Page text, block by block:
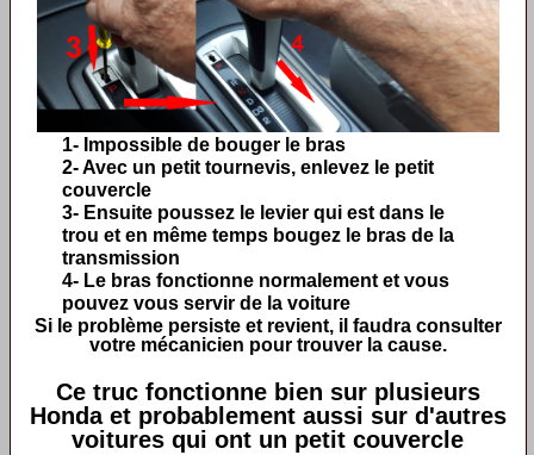
1- Impossible de bouger le bras
2- Avec un petit tournevis, enlevez le petit
couvercle
3- Ensuite poussez le levier qui est dans le
trou et en même temps bougez le bras de la
transmission
4- Le bras fonctionne normalement et vous
pouvez vous servir de la voiture
Si le problème persiste et revient, il faudra consulter
votre mécanicien pour trouver la cause.
Ce truc fonctionne bien sur plusieurs
Honda et probablement aussi sur d'autres
voitures qui ont un petit couvercle